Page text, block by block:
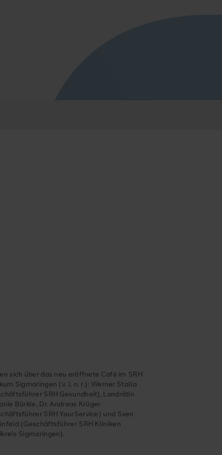
sich über das neu eröffnete Café im SRH
Sigmaringen (v. l. n. r.): Werner Stalla
SRH Gesundheit), Landrätin
Bürkle, Dr. Andreas Krüger
SRH YourService) und Sven
(Geschäftsführer SRH Kliniken
Sigmaringen).